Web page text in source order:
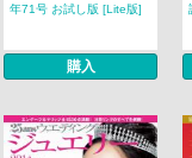
年71号 お試し版 [Lite版]
購入